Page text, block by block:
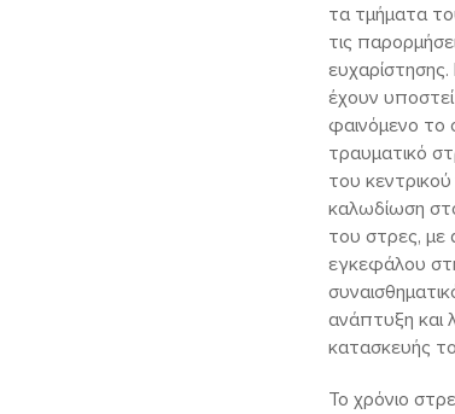
τα τμήματα
τις
έχουν
φαινόμενο το
τραυματικό
του
καλωδίωση
του στρες, με
εγκεφάλου
ανάπτυξη και
κατασκευής
Το χρόνιο